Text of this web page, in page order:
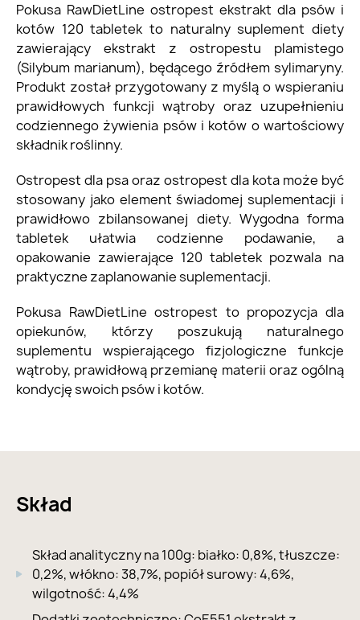
Pokusa RawDietLine ostropest ekstrakt dla psów i
kotów 120 tabletek to naturalny suplement diety
zawierający ekstrakt z ostropestu plamistego
(Silybum marianum), będącego źródłem sylimaryny.
Produkt został przygotowany z myślą o wspieraniu
prawidłowych funkcji wątroby oraz uzupełnieniu
codziennego żywienia psów i kotów o wartościowy
składnik roślinny.
Ostropest dla psa oraz ostropest dla kota może być
stosowany jako element świadomej suplementacji i
prawidłowo zbilansowanej diety. Wygodna forma
tabletek ułatwia codzienne podawanie, a
opakowanie zawierające 120 tabletek pozwala na
praktyczne zaplanowanie suplementacji.
Pokusa RawDietLine ostropest to propozycja dla
opiekunów, którzy poszukują naturalnego
suplementu wspierającego fizjologiczne funkcje
wątroby, prawidłową przemianę materii oraz ogólną
kondycję swoich psów i kotów.
Skład
Skład analityczny na 100g: białko: 0,8%, tłuszcze:
0,2%, włókno: 38,7%, popiół surowy: 4,6%,
wilgotność: 4,4%